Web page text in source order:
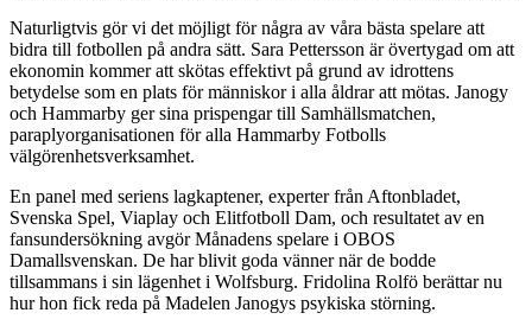
Naturligtvis gör vi det möjligt för några av våra bästa spelare att
bidra till fotbollen på andra sätt. Sara Pettersson är övertygad om att
ekonomin kommer att skötas effektivt på grund av idrottens
betydelse som en plats för människor i alla åldrar att mötas. Janogy
och Hammarby ger sina prispengar till Samhällsmatchen,
paraplyorganisationen för alla Hammarby Fotbolls
välgörenhetsverksamhet.
En panel med seriens lagkaptener, experter från Aftonbladet,
Svenska Spel, Viaplay och Elitfotboll Dam, och resultatet av en
fansundersökning avgör Månadens spelare i OBOS
Damallsvenskan. De har blivit goda vänner när de bodde
tillsammans i sin lägenhet i Wolfsburg. Fridolina Rolfö berättar nu
hur hon fick reda på Madelen Janogys psykiska störning.